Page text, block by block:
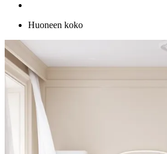
Huoneen koko